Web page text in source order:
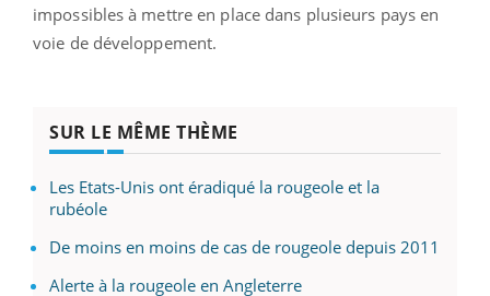
impossibles à mettre en place dans plusieurs pays en
voie de développement.
SUR LE MÊME THÈME
Les Etats-Unis ont éradiqué la rougeole et la
rubéole
De moins en moins de cas de rougeole depuis 2011
Alerte à la rougeole en Angleterre